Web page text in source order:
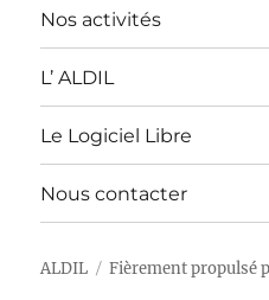
Nos activités
L’ ALDIL
Le Logiciel Libre
Nous contacter
ALDIL Fièrement propulsé